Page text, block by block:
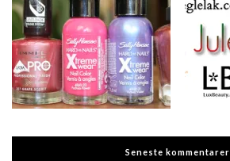
Seneste kommentarer